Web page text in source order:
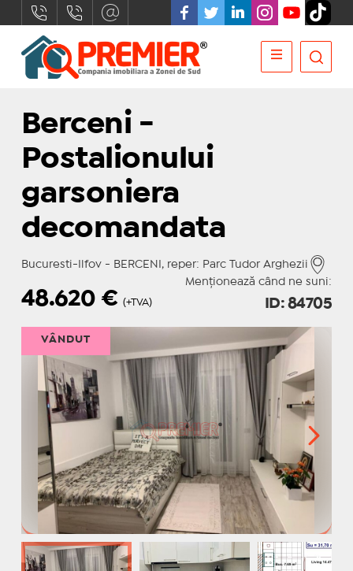
Berceni -
Postalionului
garsoniera
decomandata
Bucuresti-Ilfov - BERCENI, reper: Parc Tudor Arghezii
Menționează când ne suni:
48.620€ (+TVA) ID: 84705
VÂNDUT